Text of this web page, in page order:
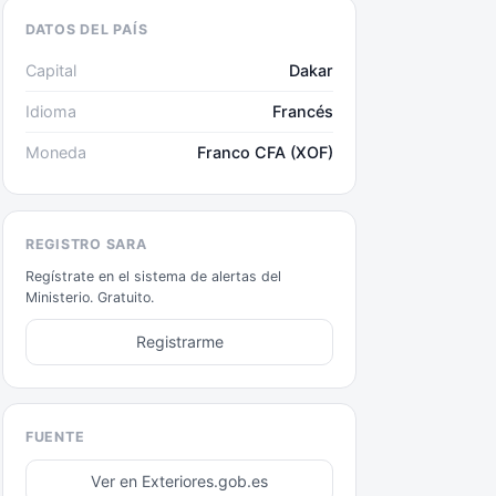
DATOS DEL PAÍS
Capital Dakar
Idioma Francés
Moneda Franco CFA (XOF)
REGISTRO SARA
Regístrate en el sistema de alertas del
Ministerio. Gratuito.
Registrarme
FUENTE
Ver en Exteriores.gob.es